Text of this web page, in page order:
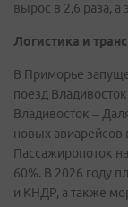
вырос в 2,6 раза, а
Логистика и
В Приморье
поезд
Владивосток –
новых авиарейсов
Пассажиропоток
60%. В 2026 году
и КНДР, а также